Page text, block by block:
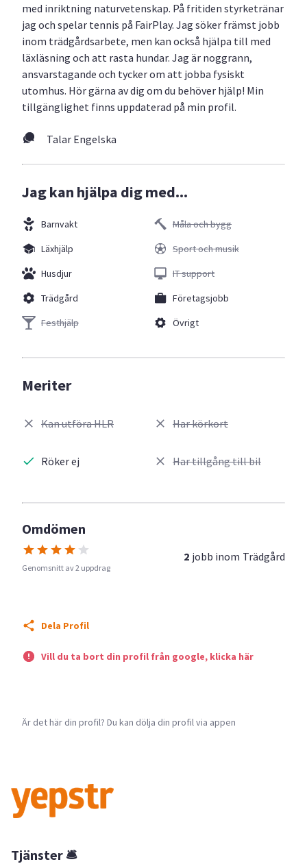
med inriktning naturvetenskap. På fritiden styrketränar
jag och spelar tennis på FairPlay. Jag söker främst jobb
inom trädgårdsarbete, men kan också hjälpa till med
läxläsning och att rasta hundar. Jag är noggrann,
ansvarstagande och tycker om att jobba fysiskt
utomhus. Hör gärna av dig om du behöver hjälp! Min
tillgänglighet finns uppdaterad på min profil.
Talar Engelska
Jag kan hjälpa dig med...
Barnvakt
Läxhjälp
Husdjur
Trädgård
Festhjälp
Måla och bygg
Sport och musik
IT support
Företagsjobb
Övrigt
Meriter
Kan utföra HLR
Röker ej
Har körkort
Har tillgång till bil
Omdömen
Genomsnitt av 2 uppdrag
2 jobb inom Trädgård
Dela Profil
Vill du ta bort din profil från google, klicka här
Är det här din profil? Du kan dölja din profil via appen
Tjänster 🛎